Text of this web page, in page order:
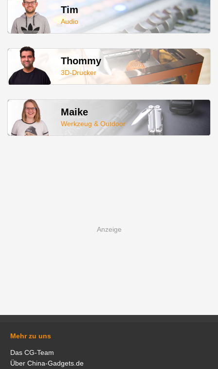
Tim
Audio
Thommy
3D-Drucker
Maike
Werkzeug & Outdoor
Mehr zu uns
Das CG-Team
Über China-Gadgets.de